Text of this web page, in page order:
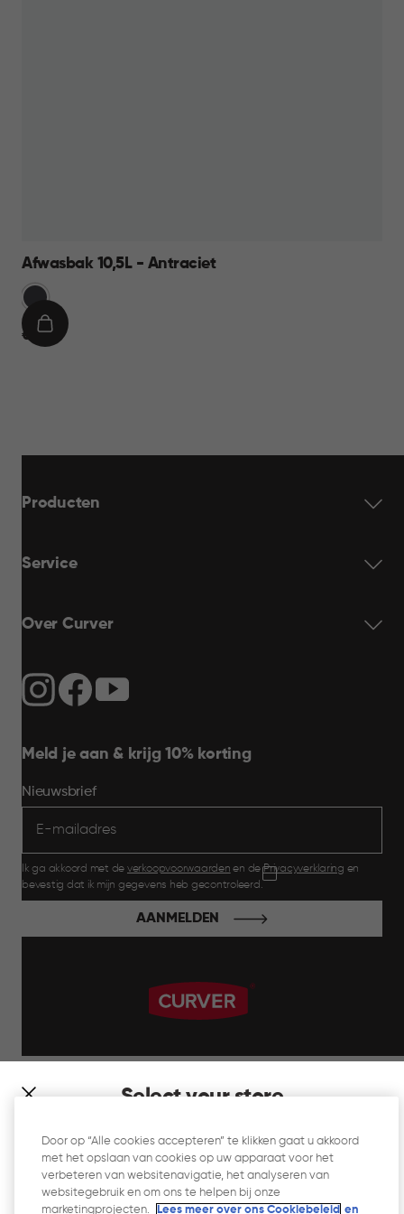
Select your store
which store would you like to shop?
Afwasbak 10,5L - Antraciet
Grijs
€
€ 8,95
IN
Producten
Service
Over Curver
Meld je aan & krijg 10% korting
Nieuwsbrief
Ik ga akkoord met de verkoopvoorwaarden en dePrivacyverklaring en
bevestig dat ik mijn gegevens heb gecontroleerd.
AANMELDEN
Website Gebruiksvoorwaarden
Privacyverklaring
Door op “Alle cookies accepteren” te klikken gaat u akkoord
met het opslaan van cookies op uw apparaat voor het
verbeteren van websitenavigatie, het analyseren van
websitegebruik en om ons te helpen bij onze
marketingprojecten.
Lees meer over ons Cookiebeleid en